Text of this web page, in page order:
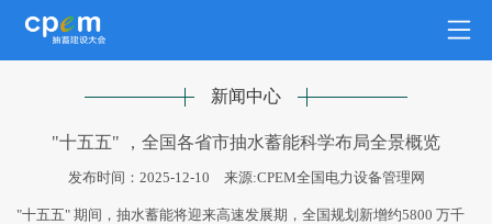
新闻中心
"十五五" ，全国各省市抽水蓄能科学布局全景概览
发布时间：2025-12-10 来源:CPEM全国电力设备管理网
"十五五" 期间，抽水蓄能将迎来高速发展期，全国规划新增约5800 万千